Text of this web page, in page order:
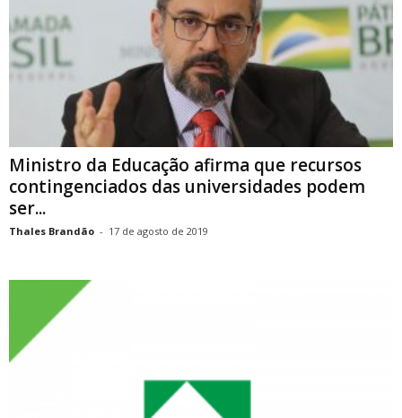
Ministro da Educação afirma que recursos
contingenciados das universidades podem
ser...
Thales Brandão - 17 de agosto de 2019